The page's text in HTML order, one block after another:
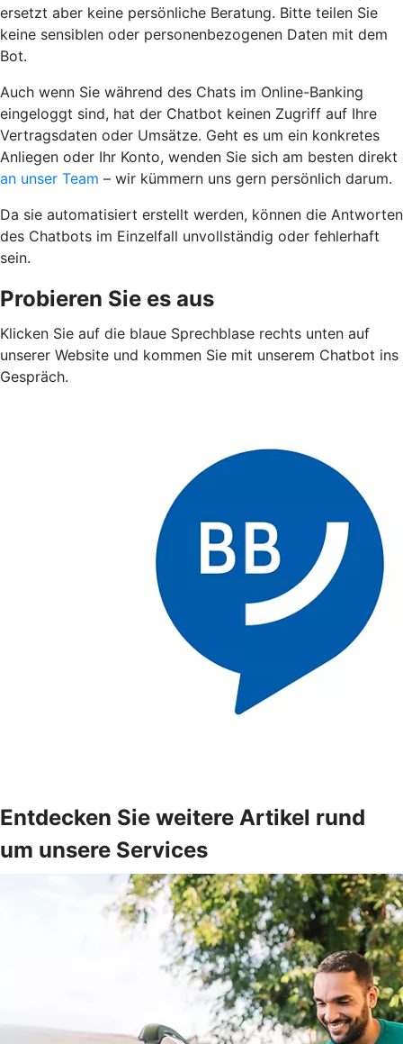
ersetzt aber keine persönliche Beratung. Bitte teilen Sie
keine sensiblen oder personenbezogenen Daten mit dem
Bot.
Auch wenn Sie während des Chats im Online-Banking
eingeloggt sind, hat der Chatbot keinen Zugriff auf Ihre
Vertragsdaten oder Umsätze. Geht es um ein konkretes
Anliegen oder Ihr Konto, wenden Sie sich am besten direkt
an unser Team – wir kümmern uns gern persönlich darum.
Da sie automatisiert erstellt werden, können die Antworten
des Chatbots im Einzelfall unvollständig oder fehlerhaft
sein.
Probieren Sie es aus
Klicken Sie auf die blaue Sprechblase rechts unten auf
unserer Website und kommen Sie mit unserem Chatbot ins
Gespräch.
Entdecken Sie weitere Artikel rund
um unsere Services